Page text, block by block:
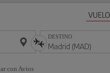
VUELO
DESTINO
con Avios